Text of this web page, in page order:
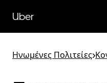
κύριο
περιεχόμενο
Uber
Ηνωμένες Πολιτείες>